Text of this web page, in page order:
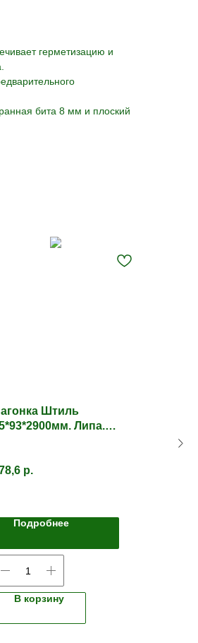
герметизацию и
бита 8 мм и плоский
Штиль
Липа.
р.
Подробнее
В корзину